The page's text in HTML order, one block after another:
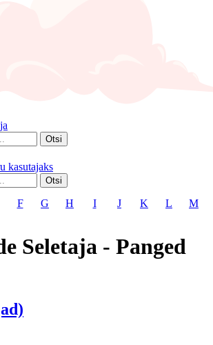
Otsi
kasutajaks
Otsi
F G H I J K L M
Seletaja - Panged